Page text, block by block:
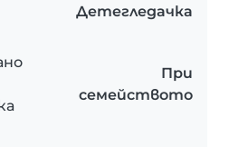
Детегледачка
При
семейството